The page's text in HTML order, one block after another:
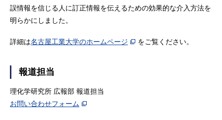
誤情報を信じる人に訂正情報を伝えるための効果的な介入方法を
明らかにしました。
詳細は名古屋工業大学のホームページ をご覧ください。
報道担当
理化学研究所 広報部 報道担当
お問い合わせフォーム